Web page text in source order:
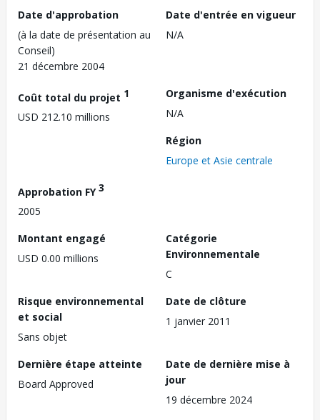
Date d'approbation
(à la date de présentation au
Conseil)
21 décembre 2004
Date d'entrée en vigueur
N/A
Coût total du projet 1
USD 212.10 millions
Organisme d'exécution
N/A
Région
Europe et Asie centrale
Approbation FY3
2005
Montant engagé
USD 0.00 millions
Catégorie
Environnementale
C
Risque environnemental
et social
Sans objet
Date de clôture
1 janvier 2011
Dernière étape atteinte
Board Approved
Date de dernière mise à
jour
19 décembre 2024